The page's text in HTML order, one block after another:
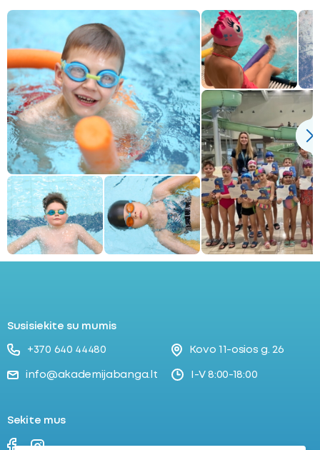
Susisiekite su mumis
+370 640 44480
info@akademijabanga.lt
Kovo 11-osios g. 26
I-V 8:00-18:00
Sekite mus